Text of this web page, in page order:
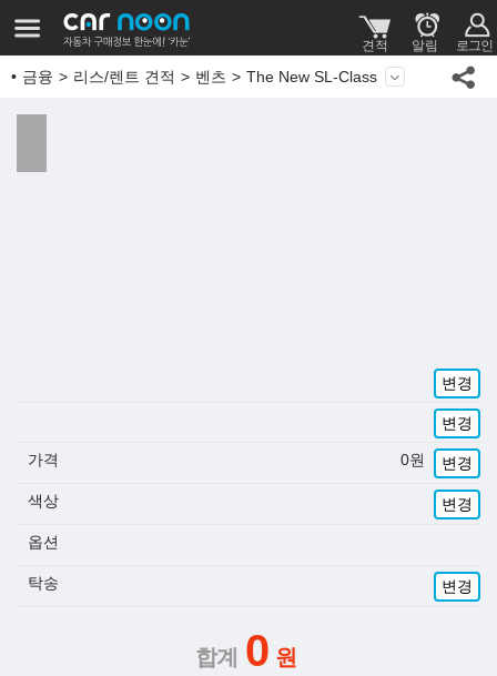
금융 리스/렌트 견적 벤츠 The New SL-Class
변경
변경
가격 0원 변경
색상 변경
옵션
탁송 변경
0